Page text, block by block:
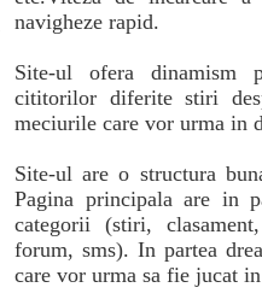
navigheze rapid.
Site-ul ofera dinamism
cititorilor diferite stiri
meciurile care vor urma
Site-ul are o structura
Pagina principala are in
categorii (stiri,
forum, sms). In partea
care vor urma sa fie jucat